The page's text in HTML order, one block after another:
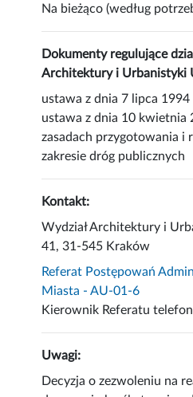
Na bieżąco (według
Dokumenty regulujące
Architektury i Urbanistyki
ustawa z dnia 7 lipca
ustawa z dnia 10 kwietnia
zasadach przygotowania i
zakresie dróg publicznych
Kontakt:
Wydział Architektury i
41, 31-545 Kraków
Referat Postępowań
Miasta - AU-01-6
Kierownik Referatu
Uwagi:
Decyzja o zezwoleniu na